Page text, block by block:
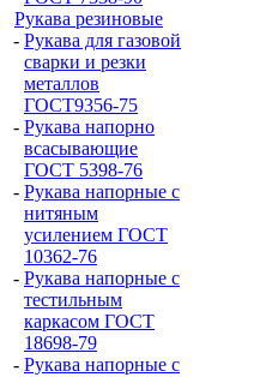
Рукава резиновые
- Рукава для газовой
сварки и резки
металлов
ГОСТ9356-75
- Рукава напорно
всасывающие
ГОСТ 5398-76
- Рукава напорные с
нитяным
усилением ГОСТ
10362-76
- Рукава напорные с
тестильным
каркасом ГОСТ
18698-79
- Рукава напорные с